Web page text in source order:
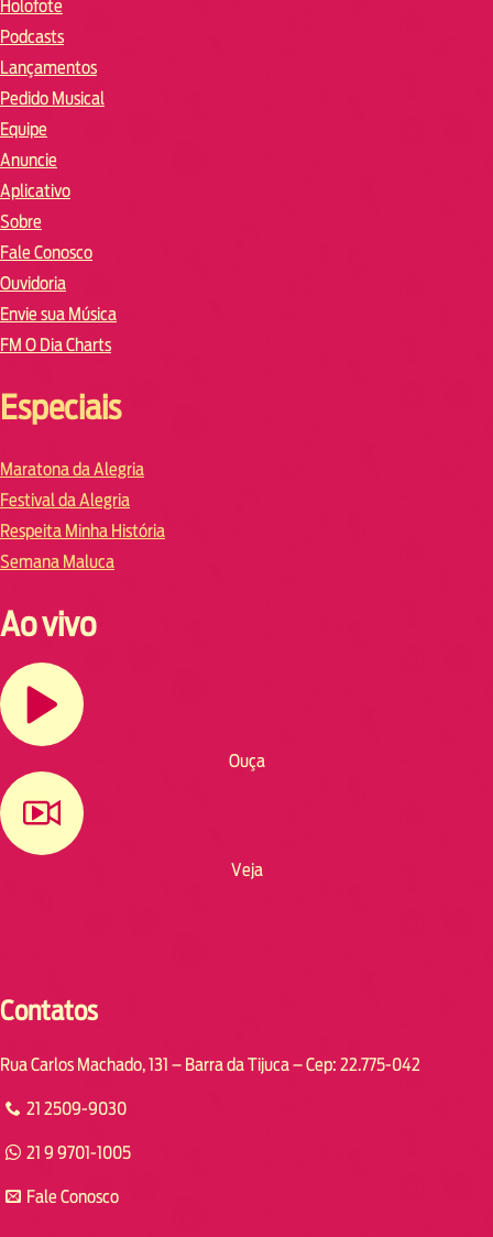
Holofote
Podcasts
Lançamentos
Pedido Musical
Equipe
Anuncie
Aplicativo
Sobre
Fale Conosco
Ouvidoria
Envie sua Música
FM O Dia Charts
Especiais
Maratona da Alegria
Festival da Alegria
Respeita Minha História
Semana Maluca
Ao vivo
Ouça
Veja
Contatos
Rua Carlos Machado, 131 – Barra da Tijuca – Cep: 22.775-042
21 2509-9030
21 9 9701-1005
Fale Conosco